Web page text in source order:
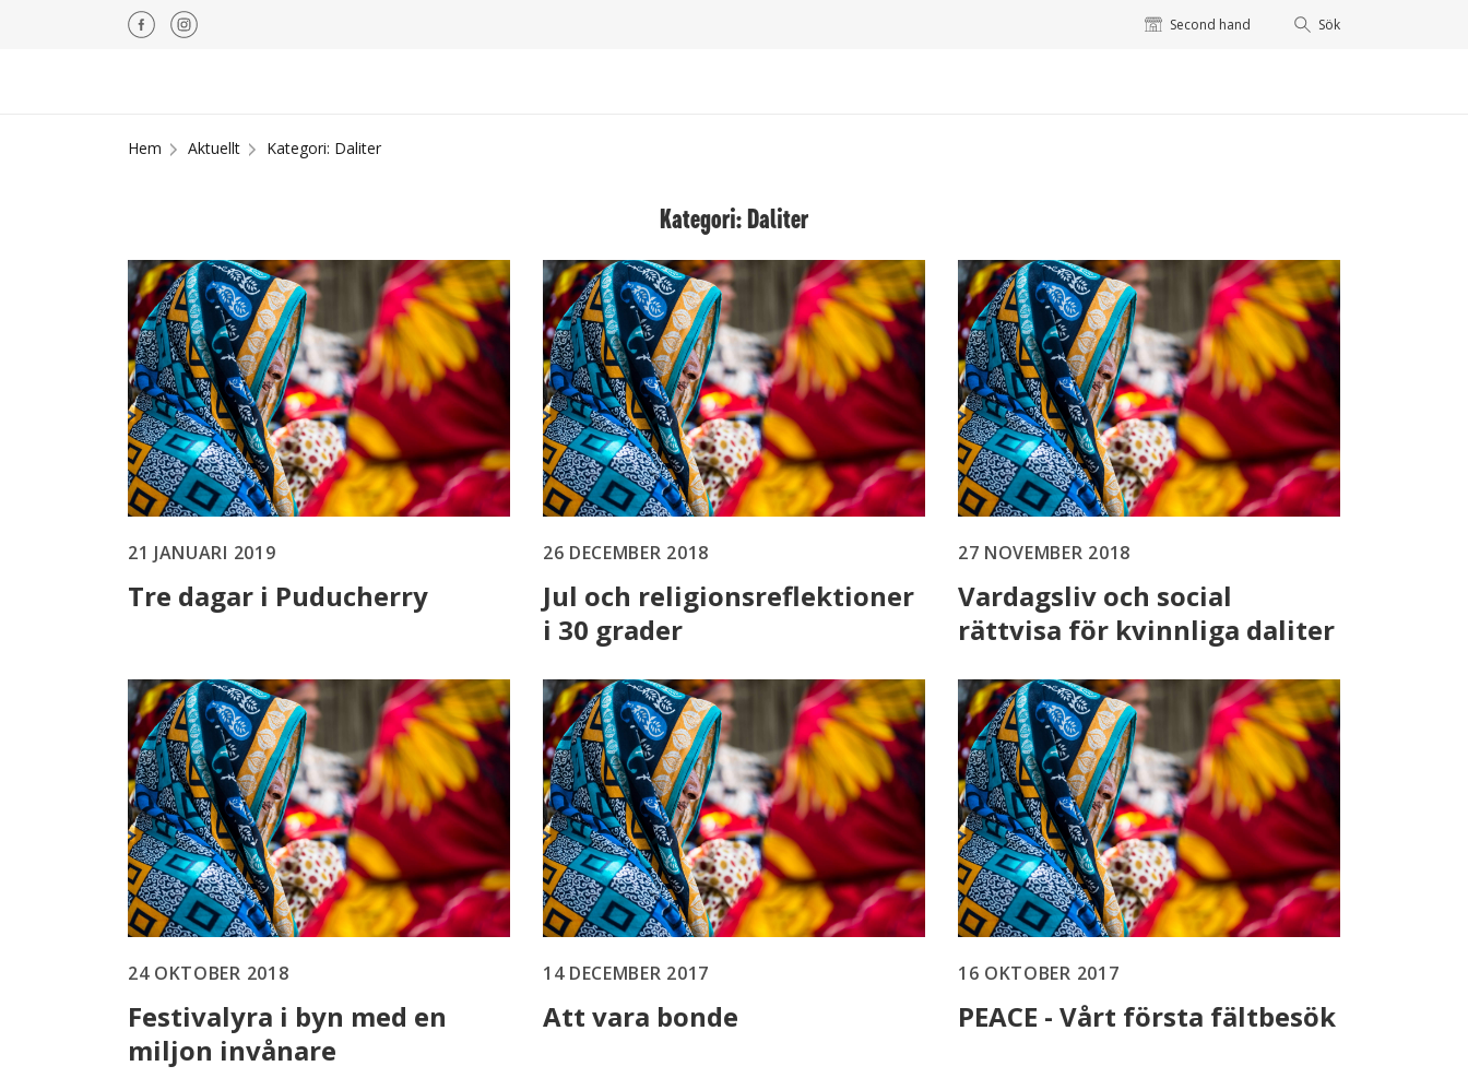
Second hand Sök
Hem Aktuellt Kategori: Daliter
Kategori: Daliter
21 JANUARI 2019
Tre dagar i Puducherry
26 DECEMBER 2018
Jul och religionsreflektioner
i 30 grader
27 NOVEMBER 2018
Vardagsliv och social
rättvisa för kvinnliga daliter
24 OKTOBER 2018
Festivalyra i byn med en
miljon invånare
14 DECEMBER 2017
Att vara bonde
16 OKTOBER 2017
PEACE - Vårt första fältbesök